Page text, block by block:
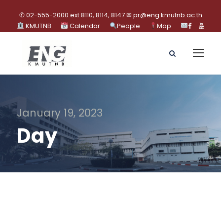
✆ 02-555-2000 ext 8110, 8114, 8147 ✉ pr@eng.kmutnb.ac.th
KMUTNB
Calendar People Map
January 19, 2023
Day